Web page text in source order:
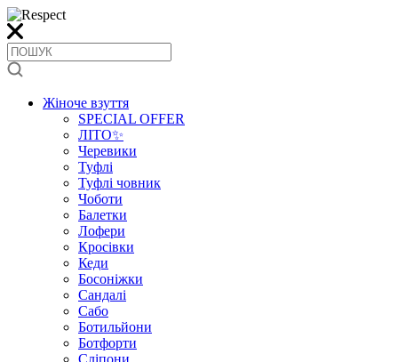
Жіноче взуття
SPECIAL OFFER
ЛІТО✨
Черевики
Туфлі
Туфлі човник
Чоботи
Балетки
Лофери
Кросівки
Кеди
Босоніжки
Сандалі
Сабо
Ботильйони
Ботфорти
Сліпони